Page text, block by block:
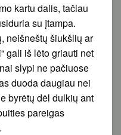
kartu dalis, tačiau
su įtampa.
neišneštų šiukšlių ar
gali iš lėto griauti net
slypi ne pačiuose
duoda daugiau nei
byrėtų dėl dulkių ant
pareigas